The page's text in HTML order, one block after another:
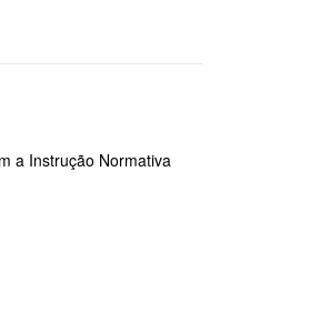
a Instrução Normativa